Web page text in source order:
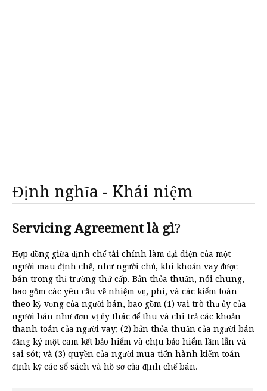
Định nghĩa - Khái niệm
Servicing Agreement là gì?
Hợp đồng giữa định chế tài chính làm đại diện của một
người mau định chế, như người chủ, khi khoản vay được
bán trong thị trường thứ cấp. Bản thỏa thuận, nói chung,
bao gồm các yêu cầu về nhiệm vụ, phí, và các kiểm toán
theo kỳ vọng của người bán, bao gồm (1) vai trò thụ ủy của
người bán như đơn vị ủy thác để thu và chi trả các khoản
thanh toán của người vay; (2) bản thỏa thuận của người bán
đăng ký một cam kết bảo hiểm và chịu bảo hiểm lầm lẫn và
sai sót; và (3) quyền của người mua tiến hành kiểm toán
định kỳ các sổ sách và hồ sơ của định chế bán.